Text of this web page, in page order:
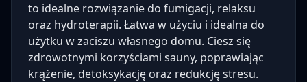
to idealne rozwiązanie do fumigacji, relaksu
oraz hydroterapii. Łatwa w użyciu i idealna do
użytku w zaciszu własnego domu. Ciesz się
zdrowotnymi korzyściami sauny, poprawiając
krążenie, detoksykację oraz redukcję stresu.